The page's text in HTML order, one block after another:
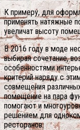
К примеру, для
применять натяжные
увеличат высоту
В 2016 году в моде
выбирая сочетание,
особенностями
критерий наряду с
совмещения
помещение на пара
помогают и
решением для
ресторанов.